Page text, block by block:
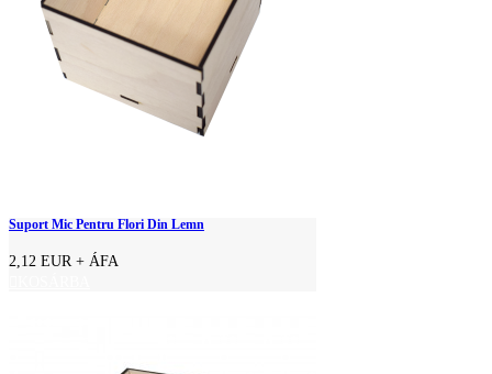
Suport Mic Pentru Flori Din Lemn
2,12 EUR + ÁFA